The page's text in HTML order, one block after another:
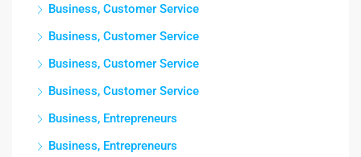
Business, Customer Service
Business, Customer Service
Business, Customer Service
Business, Customer Service
Business, Entrepreneurs
Business, Entrepreneurs